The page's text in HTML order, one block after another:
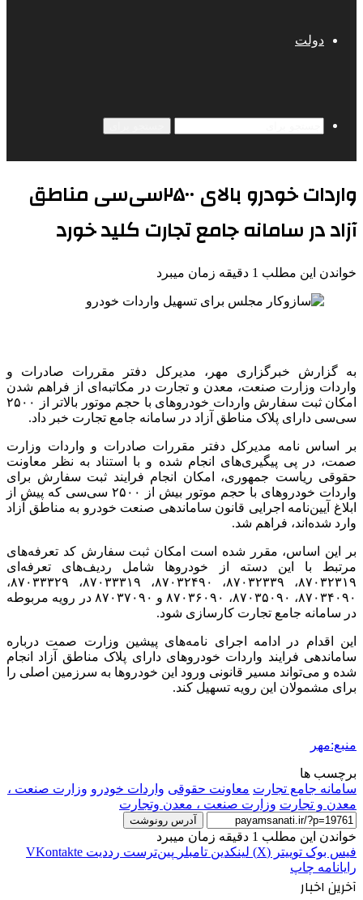
دولت
واردات خودرو بالای ۲۵۰۰سی‌سی مناطق
آزاد در سامانه جامع تجارت کلید خورد
خواندن این مطلب 1 دقیقه زمان میبرد
به گزارش خبرگزاری مهر، مدیرکل دفتر مقررات صادرات و
واردات وزارت صنعت، معدن و تجارت در مکاتبه‌ای از فراهم شدن
امکان ثبت سفارش واردات خودروهای با حجم موتور بالاتر از ۲۵۰۰
سی‌سی دارای پلاک مناطق آزاد در سامانه جامع تجارت خبر داد.
بر اساس نامه مدیرکل دفتر مقررات صادرات و واردات وزارت
صمت، در پی پیگیری‌های انجام شده و با استناد به نظر معاونت
حقوقی ریاست جمهوری، امکان انجام فرایند ثبت سفارش برای
واردات خودروهای با حجم موتور بیش از ۲۵۰۰ سی‌سی که پیش از
ابلاغ آیین‌نامه اجرایی قانون ساماندهی صنعت خودرو به مناطق آزاد
وارد شده‌اند، فراهم شد.
بر این اساس، مقرر شده است امکان ثبت سفارش کد تعرفه‌های
مرتبط با این دسته از خودروها شامل ردیف‌های تعرفه‌ای
۸۷۰۳۲۳۱۹، ۸۷۰۳۲۳۳۹، ۸۷۰۳۲۴۹۰، ۸۷۰۳۳۳۱۹، ۸۷۰۳۳۳۲۹،
۸۷۰۳۴۰۹۰، ۸۷۰۳۵۰۹۰، ۸۷۰۳۶۰۹۰ و ۸۷۰۳۷۰۹۰ در رویه مربوطه
در سامانه جامع تجارت کارسازی شود.
این اقدام در ادامه اجرای نامه‌های پیشین وزارت صمت درباره
ساماندهی فرایند واردات خودروهای دارای پلاک مناطق آزاد انجام
شده و می‌تواند مسیر قانونی ورود این خودروها به سرزمین اصلی را
برای مشمولان این رویه تسهیل کند.
منبع:مهر
برچسب ها
سامانه جامع تجارت معاونت حقوقی واردات خودرو وزارت صنعت ،
معدن و تجارت وزارت صنعت ، معدن وتجارت
آدرس رونوشت
خواندن این مطلب 1 دقیقه زمان میبرد
فیس بوک توییتر (X) لینکدین ‫تامبلر ‫پین‌ترست ‫رددیت ‫VKontakte
رایانامه چاپ
آخرین اخبار